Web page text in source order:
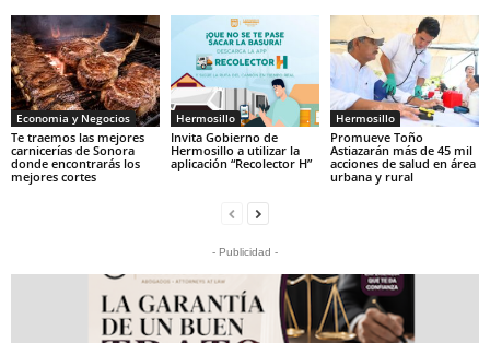
Economia y Negocios
Te traemos las mejores
carnicerías de Sonora
donde encontrarás los
mejores cortes
Hermosillo
Invita Gobierno de
Hermosillo a utilizar la
aplicación “Recolector H”
Hermosillo
Promueve Toño
Astiazarán más de 45 mil
acciones de salud en área
urbana y rural
- Publicidad -